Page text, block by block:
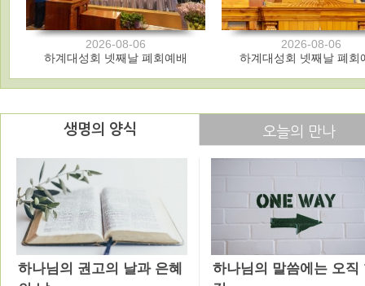
2026-08-06
하계대성회 넷째날 폐회예배
2026-08-06
하계대성회 넷째날 폐회
생명의 양식 오늘의 만나
하나님의 권고의 날과 은혜
하나님의 말씀에는 오직